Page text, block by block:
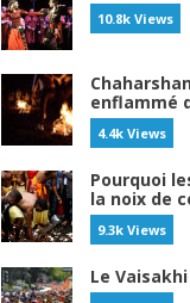
10.8k Views
enflammé
4.4k Views
Pourquoi
la noix de
9.3k Views
Le